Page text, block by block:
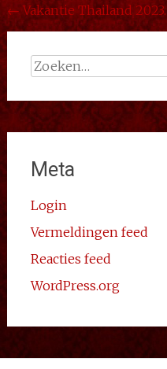
Bericht
navigatie
← Vakantie Thailand 2023.
Zoeken
Meta
Login
Vermeldingen feed
Reacties feed
WordPress.org